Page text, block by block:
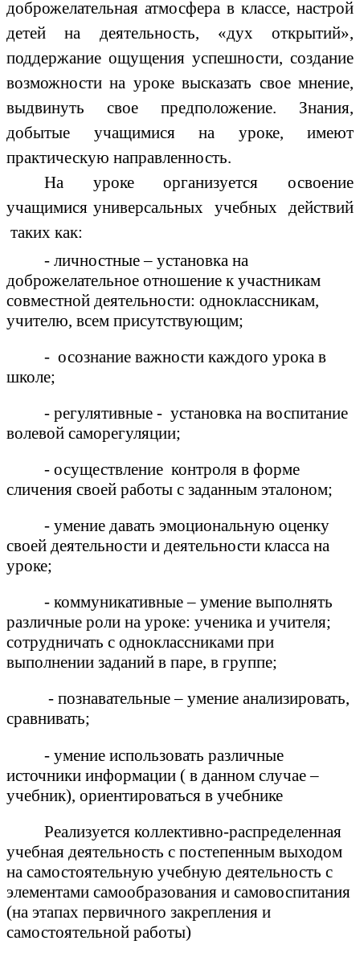
доброжелательная атмосфера в классе, настрой
детей на деятельность, «дух открытий»,
поддержание ощущения успешности, создание
возможности на уроке высказать свое мнение,
выдвинуть свое предположение. Знания,
добытые учащимися на уроке, имеют
практическую направленность.
На уроке организуется освоение
учащимися универсальных учебных действий
таких как:
- личностные – установка на
доброжелательное отношение к участникам
совместной деятельности: одноклассникам,
учителю, всем присутствующим;
- осознание важности каждого урока в
школе;
- регулятивные - установка на воспитание
волевой саморегуляции;
- осуществление контроля в форме
сличения своей работы с заданным эталоном;
- умение давать эмоциональную оценку
своей деятельности и деятельности класса на
уроке;
- коммуникативные – умение выполнять
различные роли на уроке: ученика и учителя;
сотрудничать с одноклассниками при
выполнении заданий в паре, в группе;
- познавательные – умение анализировать,
сравнивать;
- умение использовать различные
источники информации ( в данном случае –
учебник), ориентироваться в учебнике
Реализуется коллективно-распределенная
учебная деятельность с постепенным выходом
на самостоятельную учебную деятельность с
элементами самообразования и самовоспитания
(на этапах первичного закрепления и
самостоятельной работы)